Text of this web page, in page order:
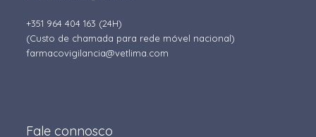
+351 964 404 163 (24H)
(Custo de chamada para rede móvel nacional)
farmacovigilancia@vetlima.com
Fale connosco